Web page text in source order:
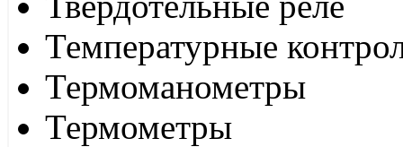
Температурные
Термоманометры
Термометры